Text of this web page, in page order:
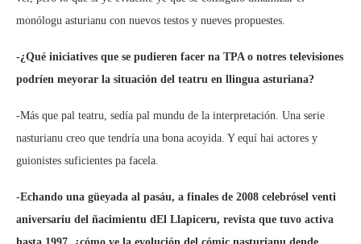
monólogu asturianu con nuevos testos y nueves propuestes.
-¿Qué iniciatives que se pudieren facer na TPA o notres televisiones
podríen meyorar la situación del teatru en llingua asturiana?
-Más que pal teatru, sedía pal mundu de la interpretación. Una serie
nasturianu creo que tendría una bona acoyida. Y equí hai actores y
guionistes suficientes pa facela.
-Echando una güeyada al pasáu, a finales de 2008 celebrósel venti
aniversariu del ñacimientu dEl Llapiceru, revista que tuvo activa